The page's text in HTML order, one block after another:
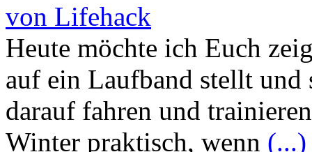
von Lifehack
Heute möchte ich Euch
auf ein Laufband stellt und
darauf fahren und
Winter praktisch, wenn (...)